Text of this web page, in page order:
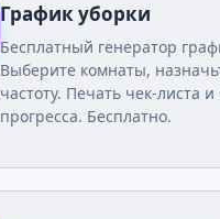
График уборки
Бесплатный генератор
Выберите комнаты,
частоту. Печать чек-листа
прогресса. Бесплатно.